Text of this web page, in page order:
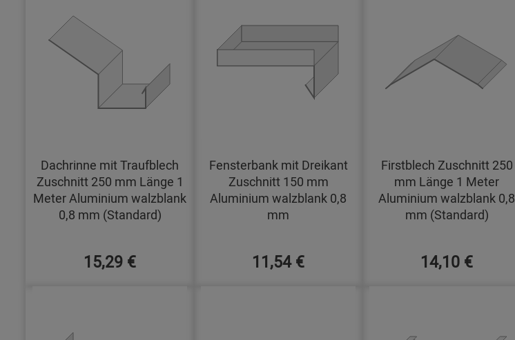
Dachrinne mit Traufblech
Zuschnitt 250 mm Länge 1
Meter Aluminium walzblank
0,8 mm (Standard)
15,29 €
Fensterbank mit Dreikant
Zuschnitt 150 mm
Aluminium walzblank 0,8
mm
11,54 €
Firstblech Zuschnitt 250
mm Länge 1 Meter
Aluminium walzblank 0,8
mm (Standard)
14,10 €